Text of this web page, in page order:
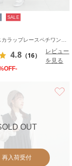
SALE
4.8 （16）
レビュー
を見る
OUT
再入荷受付